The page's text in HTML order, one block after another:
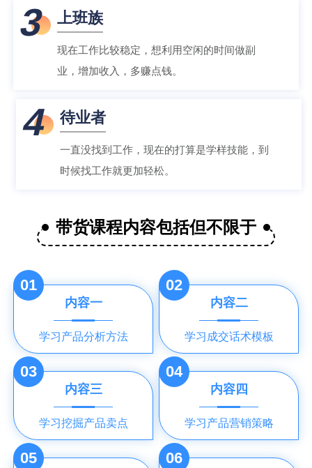
3 上班族
现在工作比较稳定，想利用空闲的时间做副
业，增加收入，多赚点钱。
4 待业者
一直没找到工作，现在的打算是学样技能，到
时候找工作就更加轻松。
带货课程内容包括但不限于
01
内容一
学习产品分析方法
02
内容二
学习成交话术模板
03
内容三
学习挖掘产品卖点
04
内容四
学习产品营销策略
05 06